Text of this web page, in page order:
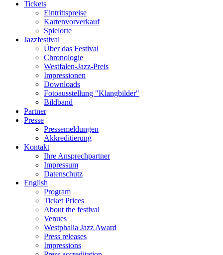
Tickets
Eintrittspreise
Kartenvorverkauf
Spielorte
Jazzfestival
Über das Festival
Chronologie
Westfalen-Jazz-Preis
Impressionen
Downloads
Fotoausstellung "Klangbilder"
Bildband
Partner
Presse
Pressemeldungen
Akkreditierung
Kontakt
Ihre Ansprechpartner
Impressum
Datenschutz
English
Program
Ticket Prices
About the festival
Venues
Westphalia Jazz Award
Press releases
Impressions